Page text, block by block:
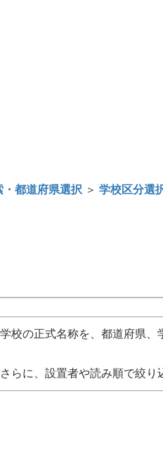
・都道府県選択 ＞ 学校区分選
校の正式名称を、都道府県
らに、設置者や読み順で絞り